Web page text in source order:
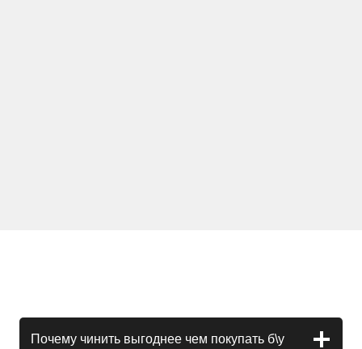
Почему чинить выгоднее чем покупать б\у